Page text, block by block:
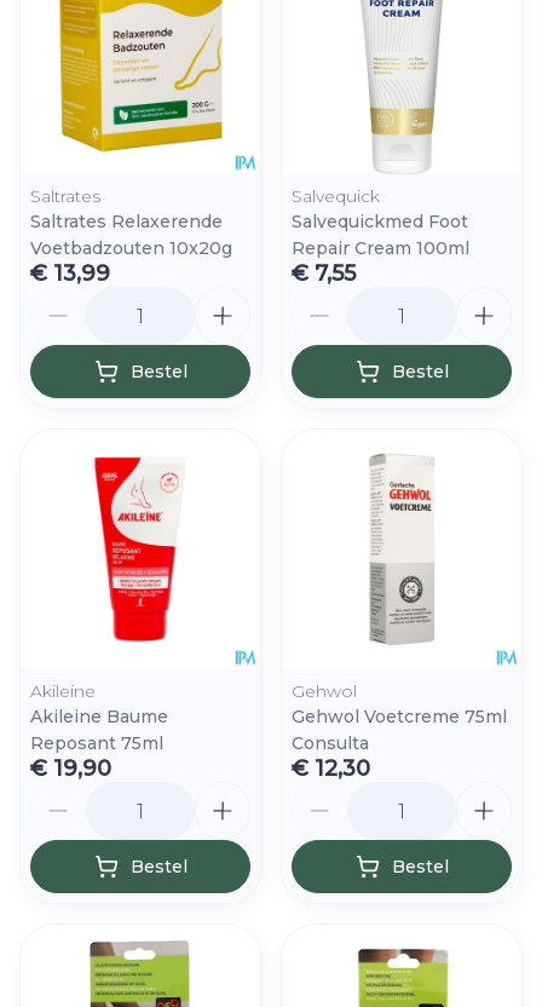
Saltrates
Saltrates Relaxerende
Voetbadzouten 10x20g
€ 13,99
Bestel
Salvequick
Salvequickmed Foot
Repair Cream 100ml
€ 7,55
Bestel
Akileine
Akileine Baume
Reposant 75ml
€ 19,90
Bestel
Gehwol
Gehwol Voetcreme 75ml
Consulta
€ 12,30
Bestel